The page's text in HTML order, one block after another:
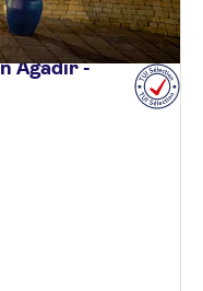
Agadir -